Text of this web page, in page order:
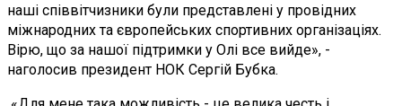
наші співвітчизники були представлені у провідних
міжнародних та європейських спортивних організаціях.
Вірю, що за нашої підтримки у Олі все вийде», -
наголосив президент НОК Сергій Бубка.